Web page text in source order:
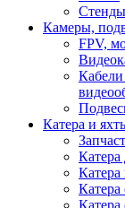
Камеры,
FPV,
Катера и
Катера